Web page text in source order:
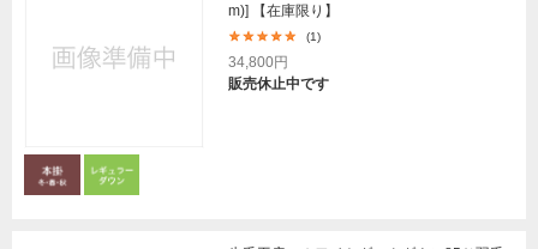
m)] 【在庫限り】
(1)
34,800円
販売休止中です